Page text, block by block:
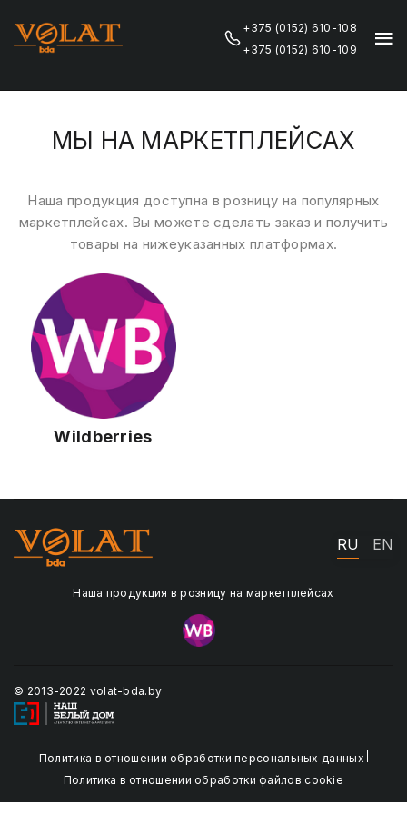
+375 (0152) 610-108
+375 (0152) 610-109
МЫ НА МАРКЕТПЛЕЙСАХ
Наша продукция доступна в розницу на популярных
маркетплейсах. Вы можете сделать заказ и получить
товары на нижеуказанных платформах.
Wildberries
RU EN
Наша продукция в розницу на маркетплейсах
© 2013-2022 volat-bda.by
Политика в отношении обработки персональных данных
Политика в отношении обработки файлов cookie